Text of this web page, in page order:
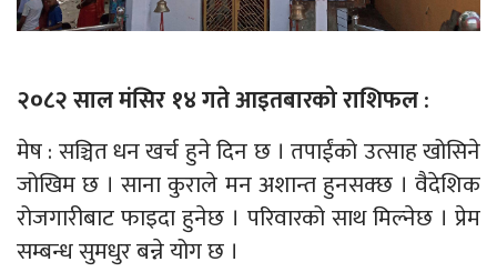
२०८२ साल मंसिर १४ गते आइतबारको राशिफल :
मेष : सञ्चित धन खर्च हुने दिन छ । तपाईंको उत्साह खोसिने
जोखिम छ । साना कुराले मन अशान्त हुनसक्छ । वैदेशिक
रोजगारीबाट फाइदा हुनेछ । परिवारको साथ मिल्नेछ । प्रेम
सम्बन्ध सुमधुर बन्ने योग छ ।